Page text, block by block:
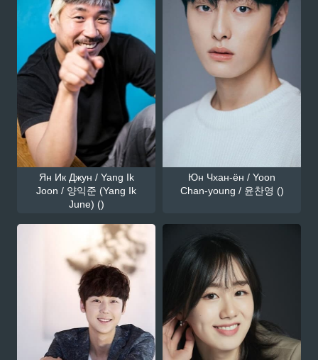
Ян Ик Джун / Yang Ik
Joon / 양익준 (Yang Ik
June) ()
Юн Чхан-ён / Yoon
Chan-young / 윤찬영 ()